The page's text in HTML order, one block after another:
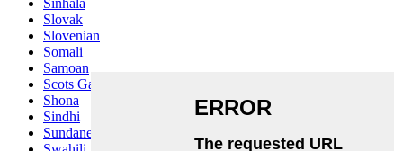
Sinhala
Slovak
Slovenian
Somali
Samoan
Scots Gaelic
Shona
Sindhi
Sundanese